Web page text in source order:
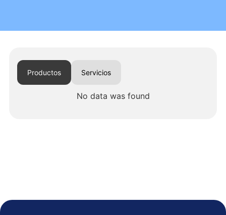
Productos Servicios
No data was found